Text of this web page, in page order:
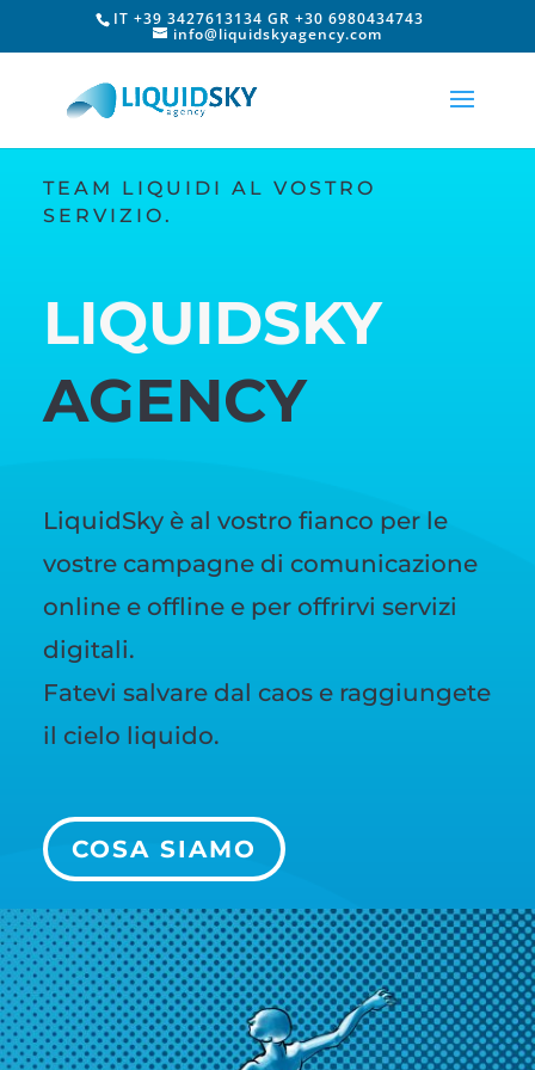
IT +39 3427613134 GR +30 6980434743
info@liquidskyagency.com
TEAM LIQUIDI AL VOSTRO
SERVIZIO.
LIQUIDSKY
AGENCY
LiquidSky è al vostro fianco per le
vostre campagne di comunicazione
online e offline e per offrirvi servizi
digitali.
Fatevi salvare dal caos e raggiungete
il cielo liquido.
COSA SIAMO